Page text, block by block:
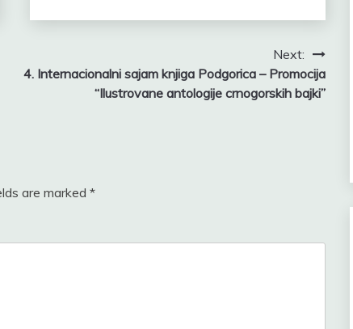
Next:
4. Internacionalni sajam knjiga Podgorica – Promocija
“Ilustrovane antologije crnogorskih bajki”
are marked *